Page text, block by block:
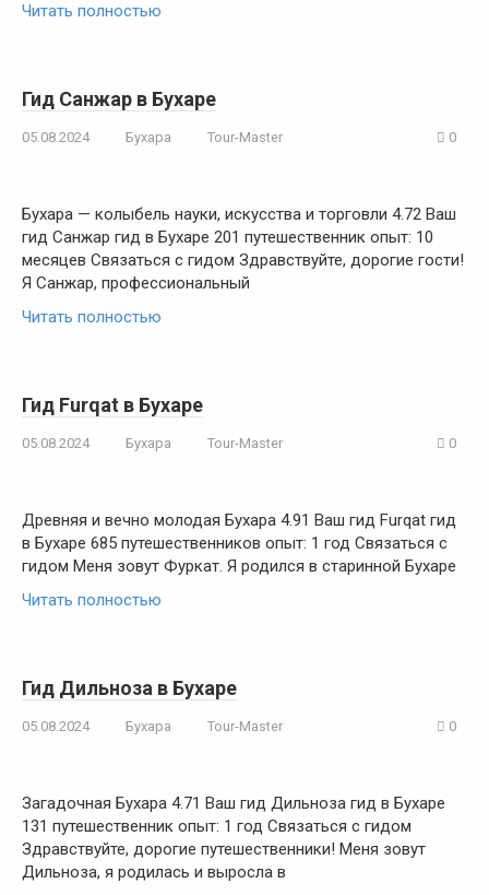
Читать полностью
Гид Санжар в Бухаре
05.08.2024 Бухара Tour-Master 0
Бухара — колыбель науки, искусства и торговли 4.72 Ваш
гид Санжар гид в Бухаре 201 путешественник опыт: 10
месяцев Связаться с гидом Здравствуйте, дорогие гости!
Я Санжар, профессиональный
Читать полностью
Гид Furqat в Бухаре
05.08.2024 Бухара Tour-Master 0
Древняя и вечно молодая Бухара 4.91 Ваш гид Furqat гид
в Бухаре 685 путешественников опыт: 1 год Связаться с
гидом Меня зовут Фуркат. Я родился в старинной Бухаре
Читать полностью
Гид Дильноза в Бухаре
05.08.2024 Бухара Tour-Master 0
Загадочная Бухара 4.71 Ваш гид Дильноза гид в Бухаре
131 путешественник опыт: 1 год Связаться с гидом
Здравствуйте, дорогие путешественники! Меня зовут
Дильноза, я родилась и выросла в